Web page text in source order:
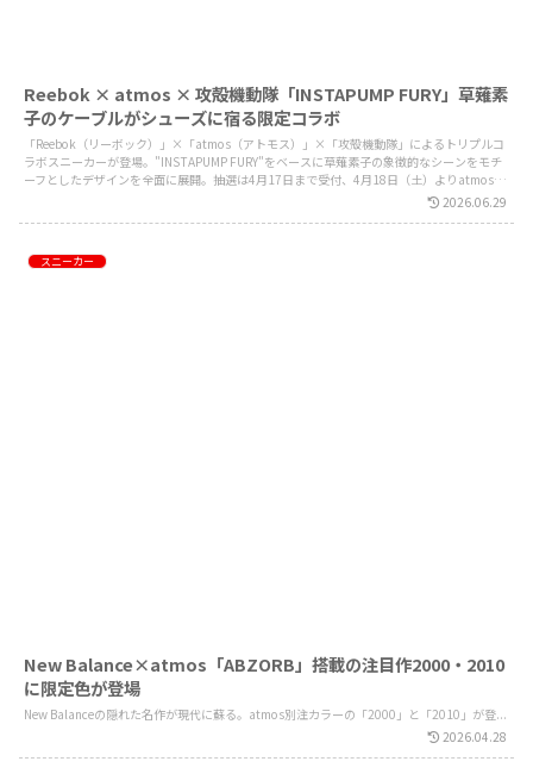
Reebok × atmos × 攻殻機動隊「INSTAPUMP FURY」草薙素
子のケーブルがシューズに宿る限定コラボ
「Reebok（リーボック）」×「atmos（アトモス）」×「攻殻機動隊」によるトリプルコ
ラボスニーカーが登場。"INSTAPUMP FURY"をベースに草薙素子の象徴的なシーンをモチ
ーフとしたデザインを全面に展開。抽選は4月17日まで受付、4月18日（土）よりatmos各
2026.06.29
スニーカー
New Balance×atmos「ABZORB」搭載の注目作2000・2010
に限定色が登場
New Balanceの隠れた名作が現代に蘇る。atmos別注カラーの「2000」と「2010」が登...
2026.04.28